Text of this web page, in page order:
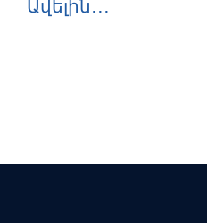
Ավելին․․․